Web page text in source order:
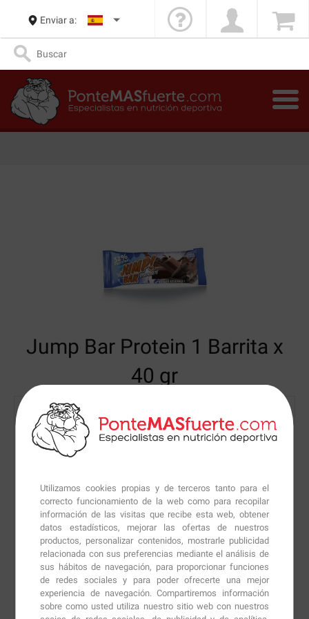
Utilizamos cookies propias y de terceros tanto para el
correcto funcionamiento de la web como para recopilar
información de las visitas que recibe esta web, obtener
datos estadísticos, mejorar las ofertas de nuestros
productos, personalizar contenidos, mostrarle publicidad
relacionada con sus preferencias mediante el análisis de
sus hábitos de navegación, para proporcionar funciones
de redes sociales y para poder ofrecerte una mejor
experiencia de navegación. Compartiremos información
sobre como usted utiliza nuestro sitio web con nuestros
Enviar a:
Jump Bar Protein 1 Barrita x
40 gr